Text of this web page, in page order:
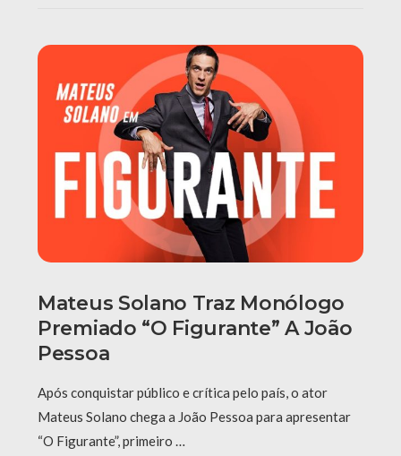
Mateus Solano Traz Monólogo
Premiado “O Figurante” A João
Pessoa
Após conquistar público e crítica pelo país, o ator
Mateus Solano chega a João Pessoa para apresentar
“O Figurante”, primeiro …